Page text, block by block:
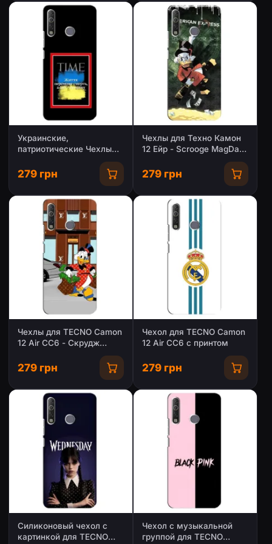
Украинские,
патриотические Чехлы
для Техно Камон 12 Ейр
279 грн
Чехлы для Техно Камон
12 Ейр - Scrooge MagDag
279 грн
Чехлы для TECNO Camon
12 Air CC6 - Скрудж
(PREMIUMPrint)
279 грн
Чехол для TECNO Camon
12 Air CC6 с принтом
279 грн
Силиконовый чехол с
картинкой для TECNO
Чехол с музыкальной
группой для TECNO